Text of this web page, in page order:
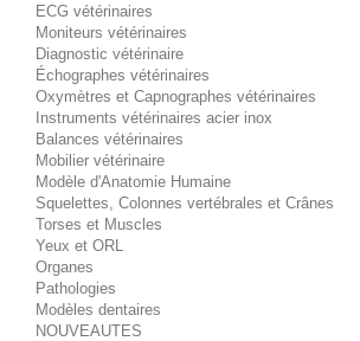
ECG vétérinaires
Moniteurs vétérinaires
Diagnostic vétérinaire
Échographes vétérinaires
Oxymètres et Capnographes vétérinaires
Instruments vétérinaires acier inox
Balances vétérinaires
Mobilier vétérinaire
Modèle d'Anatomie Humaine
Squelettes, Colonnes vertébrales et Crânes
Torses et Muscles
Yeux et ORL
Organes
Pathologies
Modèles dentaires
NOUVEAUTES